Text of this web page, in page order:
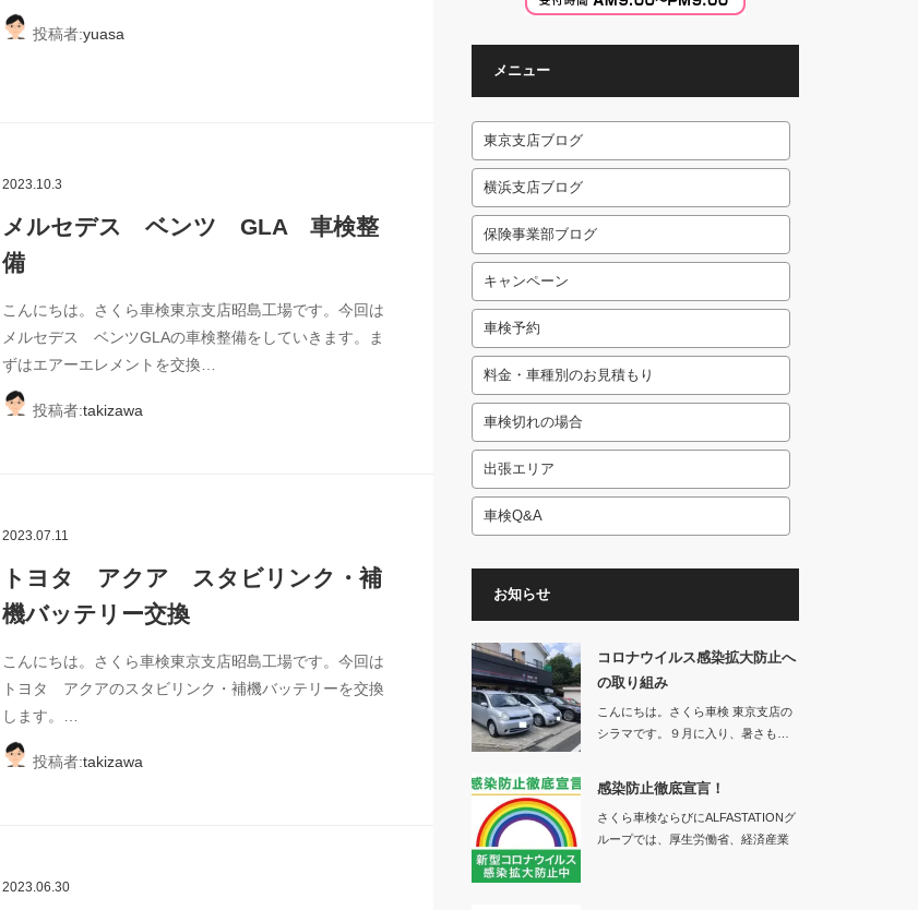
投稿者:yuasa
2023.10.3
メルセデス ベンツ GLA 車検整
備
こんにちは。さくら車検東京支店昭島工場です。今回は
メルセデス ベンツGLAの車検整備をしていきます。ま
ずはエアーエレメントを交換…
投稿者:takizawa
2023.07.11
トヨタ アクア スタビリンク・補
機バッテリー交換
こんにちは。さくら車検東京支店昭島工場です。今回は
トヨタ アクアのスタビリンク・補機バッテリーを交換
します。…
投稿者:takizawa
2023.06.30
メニュー
東京支店ブログ
横浜支店ブログ
保険事業部ブログ
キャンペーン
車検予約
料金・車種別のお見積もり
車検切れの場合
出張エリア
車検Q&A
お知らせ
コロナウイルス感染拡大防止へ
の取り組み
こんにちは。さくら車検 東京支店の
シラマです。９月に入り、暑さも…
感染防止徹底宣言！
さくら車検ならびにALFASTATIONグ
ループでは、厚生労働省、経済産業